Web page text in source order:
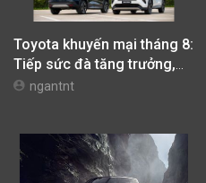
Toyota khuyến mại tháng 8:
Tiếp sức đà tăng trưởng,
tối ưu chi phí mua xe
ngantnt